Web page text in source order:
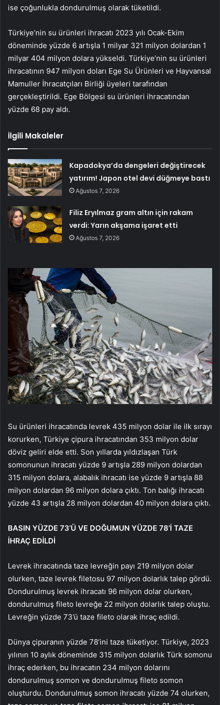
ise çoğunlukla dondurulmuş olarak tüketildi.
Türkiye’nin su ürünleri ihracatı 2023 yılı Ocak-Ekim
döneminde yüzde 6 artışla 1 milyar 321 milyon dolardan 1
milyar 404 milyon dolara yükseldi. Türkiye’nin su ürünleri
ihracatının 947 milyon doları Ege Su Ürünleri ve Hayvansal
Mamuller İhracatçıları Birliği üyeleri tarafından
gerçekleştirildi. Ege Bölgesi su ürünleri ihracatından
yüzde 68 pay aldı.
İlgili Makaleler
Kapadokya’da dengeleri değiştirecek
yatırım! Japon otel devi düğmeye bastı
Ağustos 7, 2026
Filiz Eryılmaz gram altın için rakam
verdi: Yarın akşama işaret etti
Ağustos 7, 2026
Su ürünleri ihracatında levrek 435 milyon dolar ile ilk sırayı
korurken, Türkiye çipura ihracatından 353 milyon dolar
döviz geliri elde etti. Son yıllarda yıldızlaşan Türk
somonunun ihracatı yüzde 9 artışla 289 milyon dolardan
315 milyon dolara, alabalık ihracatı ise yüzde 9 artışla 88
milyon dolardan 96 milyon dolara çıktı. Ton balığı ihracatı
yüzde 43 artışla 28 milyon dolardan 40 milyon dolara çıktı.
BASIN YÜZDE 73’Ü VE DOĞUMUN YÜZDE 78’İ TAZE
İHRAÇ EDİLDİ
Levrek ihracatında taze levreğin payı 219 milyon dolar
olurken, taze levrek filetosu 97 milyon dolarlık talep gördü.
Dondurulmuş levrek ihracatı 96 milyon dolar olurken,
dondurulmuş fileto levreğe 22 milyon dolarlık talep oluştu.
Levreğin yüzde 73’ü taze fileto olarak ihraç edildi.
Dünya çipuranın yüzde 78’ini taze tüketiyor. Türkiye, 2023
yılının 10 aylık döneminde 315 milyon dolarlık Türk somonu
ihraç ederken, bu ihracatın 234 milyon dolarını
dondurulmuş somon ve dondurulmuş fileto somon
oluşturdu. Dondurulmuş somon ihracatı yüzde 74 olurken,